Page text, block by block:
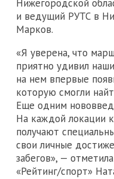
Нижегородской
и ведущий РУТС в
Марков.
«Я уверена, что
приятно удивил
на нем впервые
которую смогли
Еще одним
На каждой локации
получают
свои личные
забегов», —
«Рейтинг/спорт»